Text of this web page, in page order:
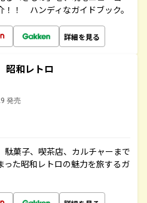
！！ ハンディなガイドブック。
詳細を見る
和レトロ
発売
菓子、喫茶店、カルチャーまで
た昭和レトロの魅力を旅するガ